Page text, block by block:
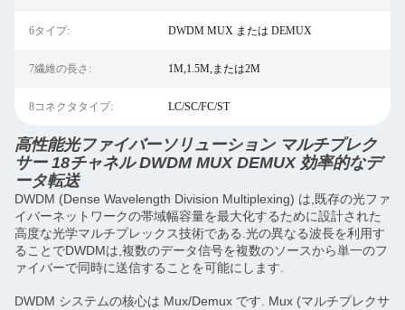
6タイプ: DWDM MUX または DEMUX
7繊維の長さ: 1M,1.5M,または2M
8コネクタタイプ: LC/SC/FC/ST
高性能光ファイバーソリューション マルチプレク
サー 18チャネル DWDM MUX DEMUX 効率的なデ
ータ転送
DWDM (Dense Wavelength Division Multiplexing) は,既存の光ファ
イバーネットワークの帯域幅容量を最大化するために設計された
高度な光学マルチプレックス技術である.光の異なる波長を利用す
ることでDWDMは,複数のデータ信号を複数のソースから単一のフ
ァイバーで同時に送信することを可能にします.
DWDM システムの核心は Mux/Demux です. Mux (マルチプレクサ